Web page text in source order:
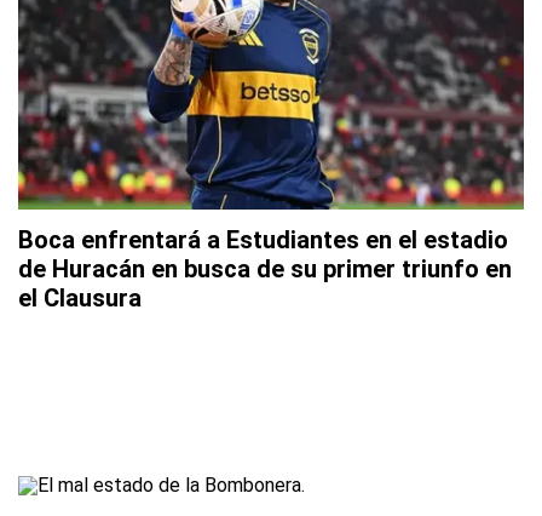
Boca enfrentará a Estudiantes en el estadio
de Huracán en busca de su primer triunfo en
el Clausura